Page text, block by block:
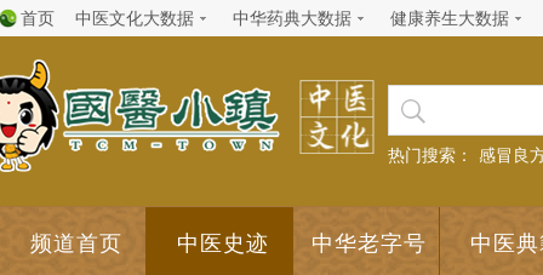
首页 中医文化大数据 中华药典大数据 健康养生大数据
热门搜索： 感冒良
频道首页 中医史迹 中华老字号 中医